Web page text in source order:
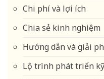
Chi phí và lợi ích
Chia sẻ kinh nghiệm
Hướng dẫn và giải
Lộ trình phát triển